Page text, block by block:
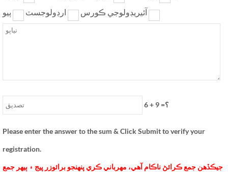
آئيريڊولوجي ڪورس
ارڊولوجسٽ
6+ 9 =؟
Please enter the answer to the sum & Click Submit to verify your
registration.
جيڪڏهن جمع ڪرائڻ ناڪام آهي، مهرباني ڪري پنهنجو برائوزر پيج ۽ ٻيهر جمع